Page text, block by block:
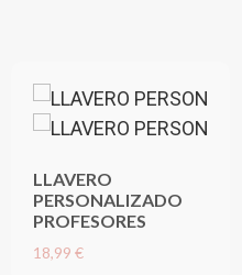
LLAVERO
PERSONALIZADO
PROFESORES
18,99 €